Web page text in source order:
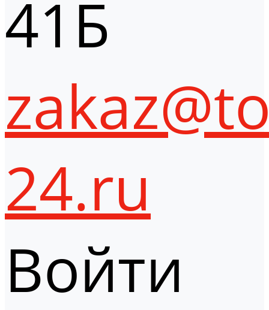
41Б
24.ru
Войти